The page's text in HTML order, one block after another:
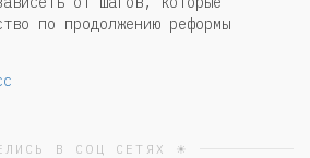
по продолжению реформы
В СОЦ СЕТЯХ ☀